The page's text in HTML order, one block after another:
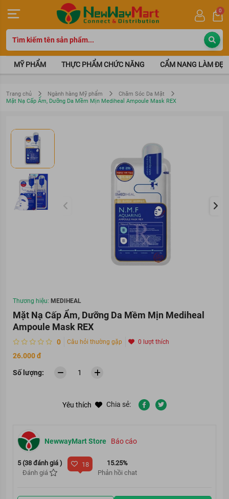
0
MỸ PHẨM THỰC PHẨM CHỨC NĂNG CẨM NANG LÀM ĐẸP
Trang chủ Ngành hàng Mỹ phẩm
Chăm Sóc Da Mặt
Mặt Nạ Cấp Ẩm, Dưỡng Da Mềm Mịn Mediheal Ampoule Mask REX
Thương hiệu: MEDIHEAL
Mặt Nạ Cấp Ẩm, Dưỡng Da Mềm Mịn Mediheal
Ampoule Mask REX
0 Câu hỏi thường gặp 0 lượt thích
26.000 đ
Số lượng:
NewwayMart Store Báo cáo
5 (38 đánh giá )
Đánh giá
18
15.25%
Phản hồi chat
Yêu thích Chia sẻ: